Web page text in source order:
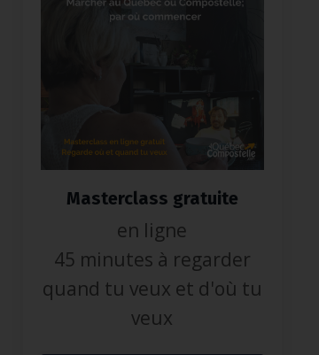
Masterclass gratuite
en ligne
45 minutes à regarder
quand tu veux et d'où tu
veux